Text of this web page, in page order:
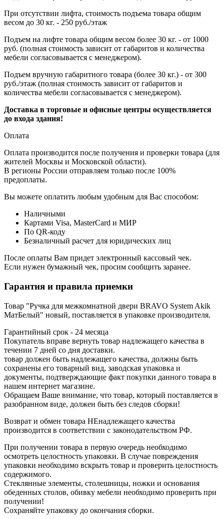
При отсутствии лифта, стоимость подъема товара общим
весом до 30 кг. - 250 руб./этаж
Подъем на лифте товара общим весом более 30 кг. - от 1000
руб. (полная стоимость зависит от габаритов и количества
мебели согласовывается с менеджером).
Подъем вручную габаритного товара (более 30 кг.) - от 300
руб./этаж (полная стоимость зависит от габаритов и
количества мебели согласовывается с менеджером).
Доставка в торговые и офисные центры осуществляется
до входа здания!
Оплата
Оплата производится после получения и проверки товара (для
жителей Москвы и Московской области).
В регионы России отправляем только после 100%
предоплаты.
Вы можете оплатить любым удобным для Вас способом:
Наличными
Картами Visa, MasterCard и МИР
По QR-коду
Безналичный расчет для юридических лиц
После оплаты Вам придет электронный кассовый чек.
Если нужен бумажный чек, просим сообщить заранее.
Гарантия и правила приемки
Товар "Ручка для межкомнатной двери BRAVO System Akik
МатБелый" новый, поставляется в упаковке производителя.
Гарантийный срок - 24 месяца
Покупатель вправе вернуть товар надлежащего качества в
течении 7 дней со дня доставки.
товар должен быть надлежащего качества, должны быть
сохранены его товарный вид, заводская упаковка и
документы, подтверждающие факт покупки данного товара в
нашем интернет магазине.
Обращаем Ваше внимание, что товар, который поставляется в
разобранном виде, должен быть без следов сборки!
Возврат и обмен товара НЕнадлежащего качества
производится в соответствии с законодательством РФ.
При получении товара в первую очередь необходимо
осмотреть целостность упаковки. В случае повреждения
упаковки необходимо вскрыть товар и проверить целостность
содержимого.
Стеклянные элементы, столешницы, ножки и основания
обеденных столов, обивку мебели необходимо проверить при
получении!
Сохраняйте упаковку до окончания сборки.